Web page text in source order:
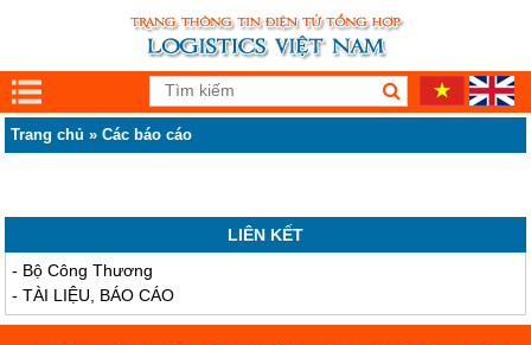
Trang chủ »Các báo cáo
LIÊN KẾT
- Bộ Công Thương
-TÀI LIỆU, BÁO CÁO